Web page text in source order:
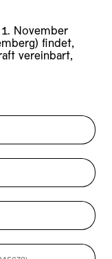
November
findet,
vereinbart,